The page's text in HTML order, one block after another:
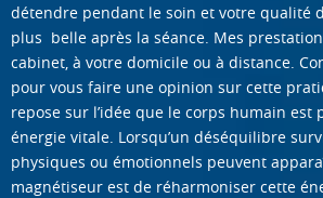
détendre pendant le soin et votre qualité
plus belle après la séance. Mes
cabinet, à votre domicile ou à distance.
pour vous faire une opinion sur cette
repose sur l’idée que le corps humain est
énergie vitale. Lorsqu’un déséquilibre
physiques ou émotionnels peuvent
magnétiseur est de réharmoniser cette